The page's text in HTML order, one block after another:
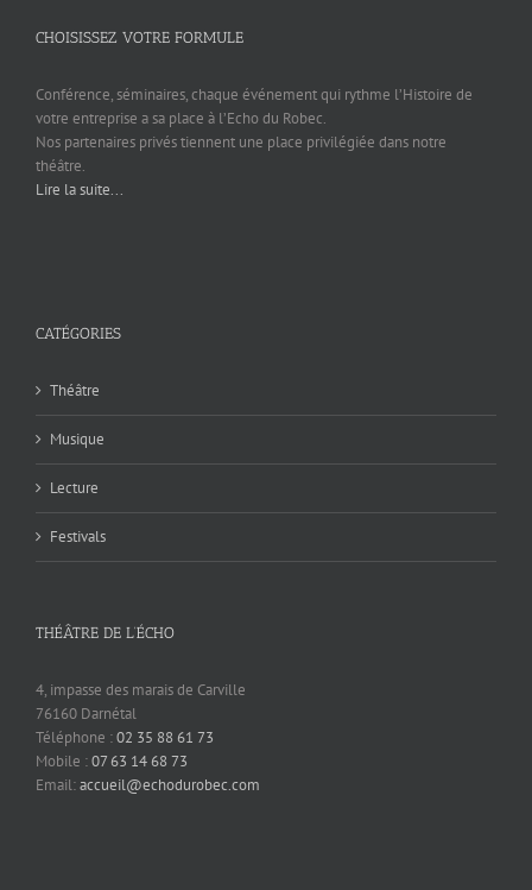
CHOISISSEZ VOTRE FORMULE
Conférence, séminaires, chaque événement qui rythme l’Histoire de
votre entreprise a sa place à l’Echo du Robec.
Nos partenaires privés tiennent une place privilégiée dans notre
théâtre.
Lire la suite...
CATÉGORIES
Théâtre
Musique
Lecture
Festivals
THÉÂTRE DE L’ÉCHO
4, impasse des marais de Carville
76160 Darnétal
Téléphone :02 35 88 61 73
Mobile :07 63 14 68 73
Email:accueil@echodurobec.com